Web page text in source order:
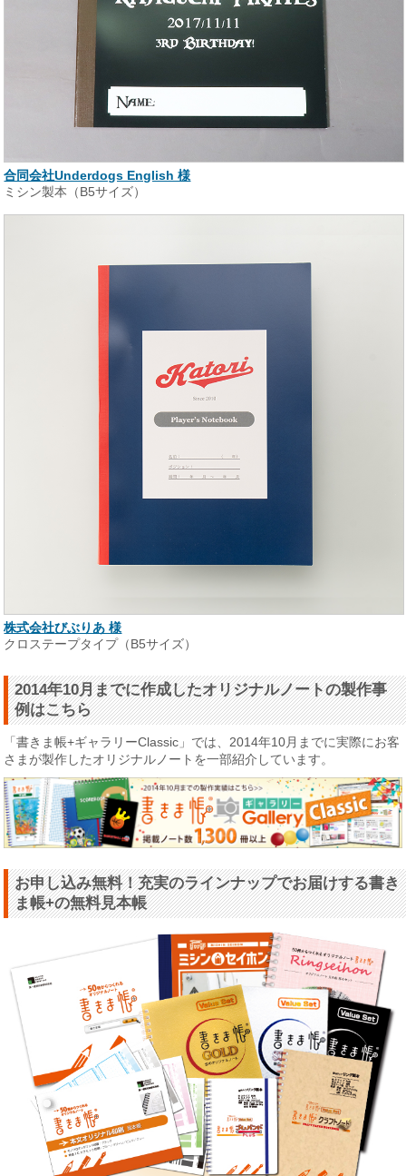
合同会社Underdogs English 様
ミシン製本（B5サイズ）
株式会社びぶりあ 様
クロステープタイプ（B5サイズ）
2014年10月までに作成したオリジナルノートの製作事
例はこちら
「書きま帳+ギャラリーClassic」では、2014年10月までに実際にお客
さまが製作したオリジナルノートを一部紹介しています。
お申し込み無料！充実のラインナップでお届けする書き
ま帳+の無料見本帳